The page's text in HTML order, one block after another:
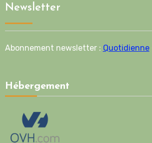
Newsletter
Abonnement newsletter : Quotidienne
Hébergement